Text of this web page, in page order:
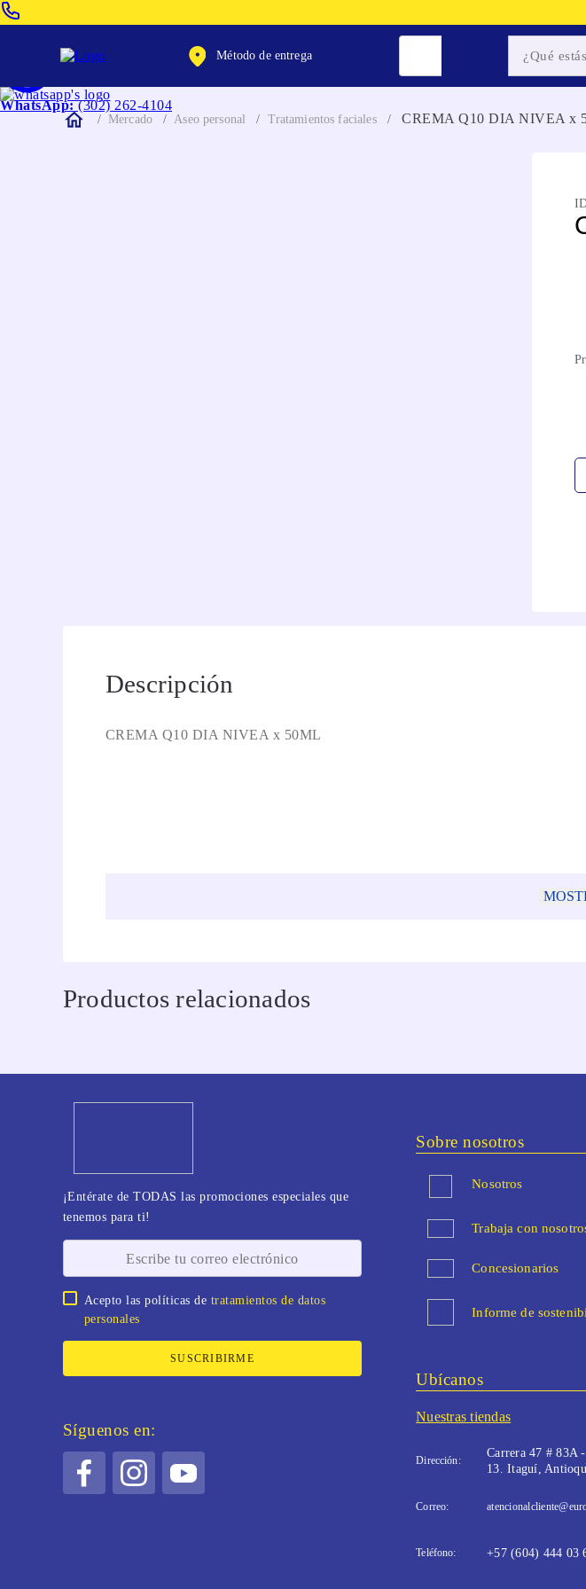
WhatsApp: (302) 262-4104
Método de entrega
Mercado Aseo personal Tratamientos faciales CREMA Q10 DIA NIVEA x
Descripción
CREMA Q10 DIA NIVEA x 50ML
Productos relacionados
¡Entérate de TODAS las promociones especiales que
tenemos para ti!
Acepto las políticas de tratamientos de datos
personales
SUSCRIBIRME
Síguenos en:
Sobre nosotros
Nosotros
Trabaja con
Concesionarios
Informe de
Ubícanos
Nuestras tiendas
Dirección:
Carrera 47 # 83A
13. Itaguí,
Correo:
Teléfono: +57 (604) 444 03